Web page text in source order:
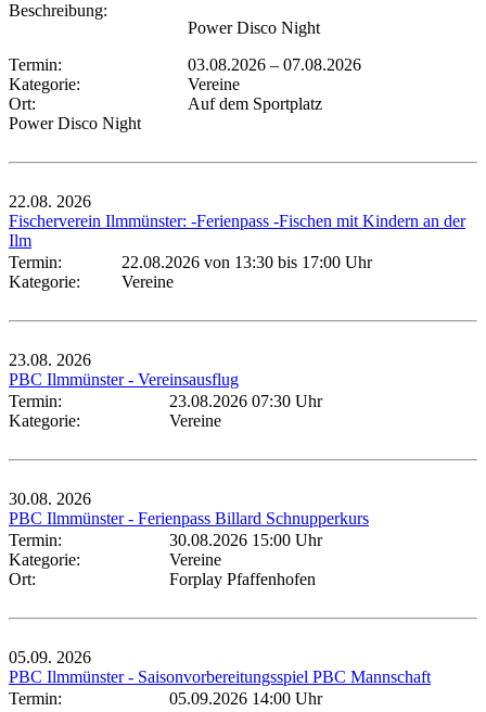
Beschreibung:
Power Disco Night
Termin:
03.08.2026 – 07.08.2026
Kategorie:
Vereine
Ort:
Auf dem Sportplatz
Power Disco Night
22.08. 2026
Fischerverein Ilmmünster: -Ferienpass -Fischen mit Kindern an der
Ilm
Termin:
22.08.2026 von 13:30 bis 17:00 Uhr
Kategorie:
Vereine
23.08. 2026
PBC Ilmmünster - Vereinsausflug
Termin:
23.08.2026 07:30 Uhr
Kategorie:
Vereine
30.08. 2026
PBC Ilmmünster - Ferienpass Billard Schnupperkurs
Termin:
30.08.2026 15:00 Uhr
Kategorie:
Vereine
Ort:
Forplay Pfaffenhofen
05.09. 2026
PBC Ilmmünster - Saisonvorbereitungsspiel PBC Mannschaft
Termin:
05.09.2026 14:00 Uhr